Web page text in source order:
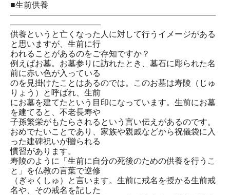
■生前供養
―――――――――――――――――――――――――
―――――――――――
供養というと亡くなった人に対して行うイメージがある
と思いますが、生前に行
われることがあるのをご存知ですか？
例えばお墓。お墓参りに訪れたとき、墓石に彫られた名
前に赤い色が入っている
のを見掛けたことはあるのでは。このお墓は寿陵（じゅ
りょう）と呼ばれ、生前
にお墓を建てたという目印になっています。生前にお墓
を建てると、不老長寿や
子孫繁栄がもたらされるという言い伝えがあるのです。
おめでたいことであり、家族や親戚などから祝儀袋に入
った建碑祝いが贈られる
慣習があります。
寿陵のように「生前に自分の死後のための供養を行うこ
と」を仏教の言葉で逆修
（ぎゃくしゅ）と言います。生前に戒名を授かる生前戒
名や、その戒名を記した